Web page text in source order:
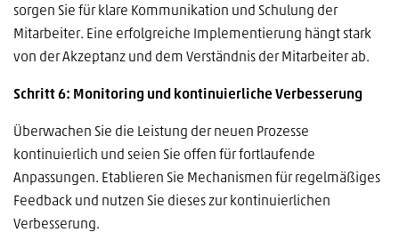
sorgen Sie für klare Kommunikation und Schulung der
Mitarbeiter. Eine erfolgreiche Implementierung hängt stark
von der Akzeptanz und dem Verständnis der Mitarbeiter ab.
Schritt 6: Monitoring und kontinuierliche Verbesserung
Überwachen Sie die Leistung der neuen Prozesse
kontinuierlich und seien Sie offen für fortlaufende
Anpassungen. Etablieren Sie Mechanismen für regelmäßiges
Feedback und nutzen Sie dieses zur kontinuierlichen
Verbesserung.